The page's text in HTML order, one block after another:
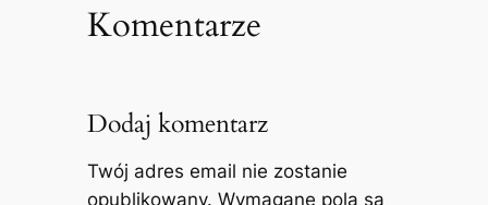
Komentarze
Dodaj komentarz
Twój adres email nie zostanie
opublikowany. Wymagane pola są